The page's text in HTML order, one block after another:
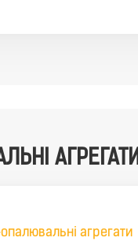
АГРЕГАТИ
агрегати